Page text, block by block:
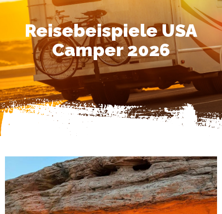
Reisebeispiele USA
Camper 2026